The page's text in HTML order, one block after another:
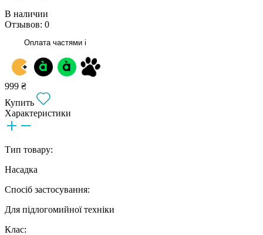
В наличии
Отзывов: 0
Оплата частями i
999 ₴
Купить
Характеристики
Тип товару:
Насадка
Спосіб застосування:
Для підлогомийної техніки
Клас: